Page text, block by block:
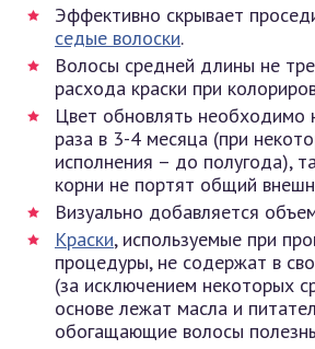
Эффективно скрывает
седые волоски.
Волосы средней длины не
расхода краски при
Цвет обновлять необходимо
раза в 3-4 месяца (при
исполнения – до полугода),
корни не портят общий
Визуально добавляется
Краски, используемые при
процедуры, не содержат в
(за исключением некоторых
основе лежат масла и
обогащающие волосы